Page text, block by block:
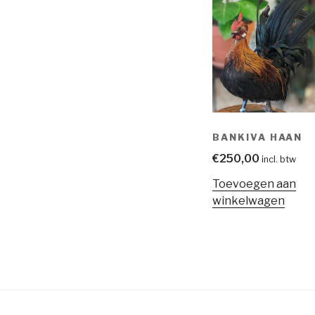
BANKIVA HAAN
€250,00 incl. btw
Toevoegen aan
winkelwagen